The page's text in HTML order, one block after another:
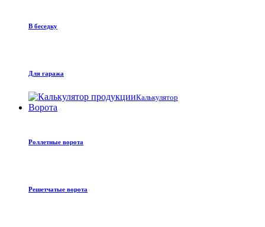
В беседку
Для гаража
Калькулятор
Ворота
Роллетные ворота
Решетчатые ворота